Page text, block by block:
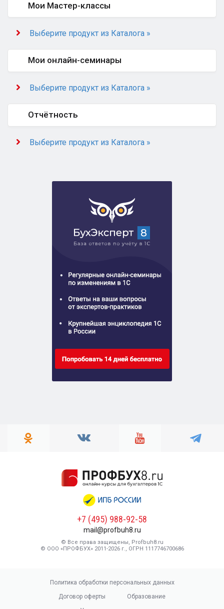
Мои Мастер-классы
Выберите продукт из Каталога »
Мои онлайн-семинары
Выберите продукт из Каталога »
Отчётность
Выберите продукт из Каталога »
+7 (495) 988-92-58
mail@profbuh8.ru
© Все права защищены, Profbuh8.ru
© ООО «ПРОФБУХ» 2011-2026 г., ОГРН 1117746700686
Политика обработки персональных данных
Договор оферты
Образование